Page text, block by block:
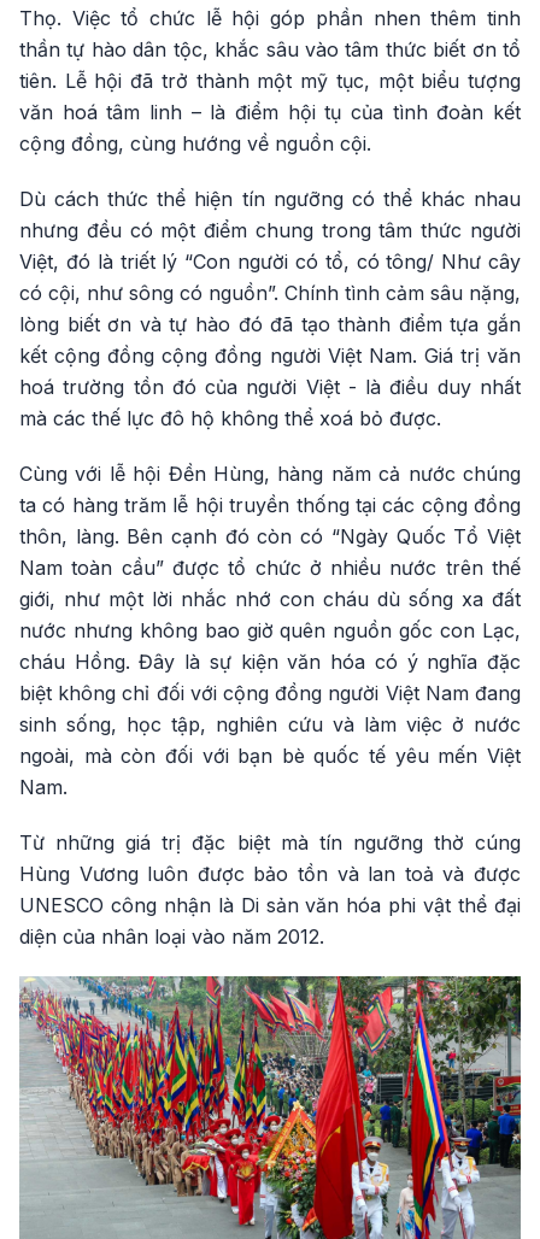
Thọ. Việc tổ chức lễ hội góp phần nhen thêm tinh
thần tự hào dân tộc, khắc sâu vào tâm thức biết ơn tổ
tiên. Lễ hội đã trở thành một mỹ tục, một biểu tượng
văn hoá tâm linh – là điểm hội tụ của tình đoàn kết
cộng đồng, cùng hướng về nguồn cội.
Dù cách thức thể hiện tín ngưỡng có thể khác nhau
nhưng đều có một điểm chung trong tâm thức người
Việt, đó là triết lý “Con người có tổ, có tông/ Như cây
có cội, như sông có nguồn”. Chính tình cảm sâu nặng,
lòng biết ơn và tự hào đó đã tạo thành điểm tựa gắn
kết cộng đồng cộng đồng người Việt Nam. Giá trị văn
hoá trường tồn đó của người Việt - là điều duy nhất
mà các thế lực đô hộ không thể xoá bỏ được.
Cùng với lễ hội Đền Hùng, hàng năm cả nước chúng
ta có hàng trăm lễ hội truyền thống tại các cộng đồng
thôn, làng. Bên cạnh đó còn có “Ngày Quốc Tổ Việt
Nam toàn cầu” được tổ chức ở nhiều nước trên thế
giới, như một lời nhắc nhớ con cháu dù sống xa đất
nước nhưng không bao giờ quên nguồn gốc con Lạc,
cháu Hồng. Đây là sự kiện văn hóa có ý nghĩa đặc
biệt không chỉ đối với cộng đồng người Việt Nam đang
sinh sống, học tập, nghiên cứu và làm việc ở nước
ngoài, mà còn đối với bạn bè quốc tế yêu mến Việt
Nam.
Từ những giá trị đặc biệt mà tín ngưỡng thờ cúng
Hùng Vương luôn được bảo tồn và lan toả và được
UNESCO công nhận là Di sản văn hóa phi vật thể đại
diện của nhân loại vào năm 2012.